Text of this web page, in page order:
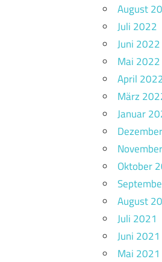
August
Juli 2022
Juni 2022
Mai 2022
April
März
Januar
Oktober
August
Juli 2021
Juni 2021
Mai 2021